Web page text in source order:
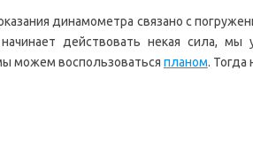
динамометра связано с
действовать некая сила,
можем воспользоваться планом. Тогда